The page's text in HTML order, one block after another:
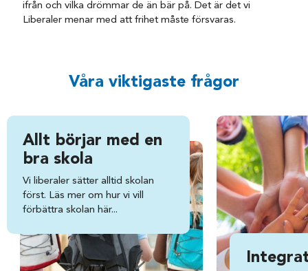
ifrån och vilka drömmar de än bär på. Det är det vi
Liberaler menar med att frihet måste försvaras.
Våra viktigaste frågor
Allt börjar med en
bra skola
Vi liberaler sätter alltid skolan
först. Läs mer om hur vi vill
förbättra skolan här...